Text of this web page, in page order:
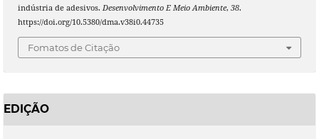
indústria de adesivos. Desenvolvimento E Meio Ambiente, 38.
https://doi.org/10.5380/dma.v38i0.44735
Fomatos de Citação
EDIÇÃO